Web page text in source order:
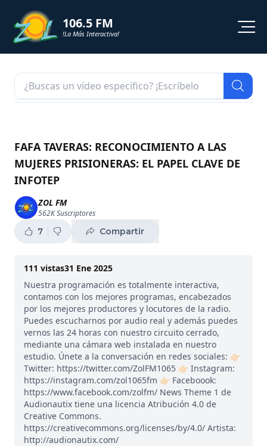
106.5 FM
!La Más Interactiva!
NOTICIAS
SHORTS
PODCAST
ZOL TV
FAFA TAVERAS: RECONOCIMIENTO A LAS
MUJERES PRISIONERAS: EL PAPEL CLAVE DE
INFOTEP
ZOL FM
562KSuscriptores
7 Compartir
111 vistas31 Ene 2025
Nuestra programación es totalmente interactiva,
contamos con los mejores programas, encabezados
por los mejores productores y locutores de la radio.
Puedes escucharnos por audio real y además puedes
vernos las 24 horas con nuestro circuito cerrado,
mediante una cámara web instalada en nuestro
estudio. Únete a la conversación en redes sociales: 👉🏻
Twitter: https://twitter.com/ZolFM1065 👉🏻 Instagram:
https://instagram.com/zol1065fm 👉🏻 Faceboook:
https://www.facebook.com/zolfm/ News Theme 1 de
Audionautix tiene una licencia Atribución 4.0 de
Creative Commons.
https://creativecommons.org/licenses/by/4.0/ Artista:
http://audionautix.com/